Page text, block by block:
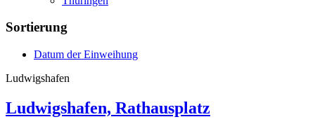
Sortierung
Datum der Einweihung
Ludwigshafen
Ludwigshafen, Rathausplatz